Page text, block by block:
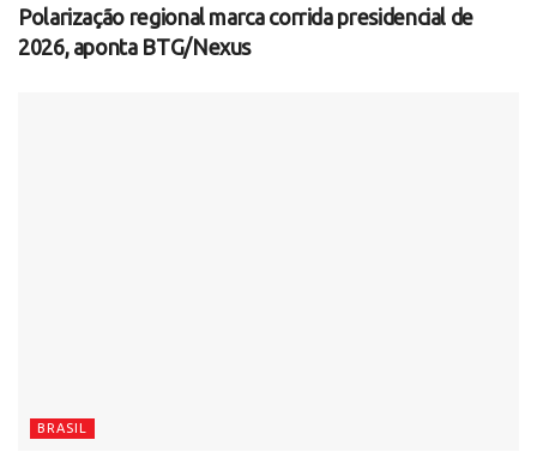
Polarização regional marca corrida presidencial de
2026, aponta BTG/Nexus
BRASIL